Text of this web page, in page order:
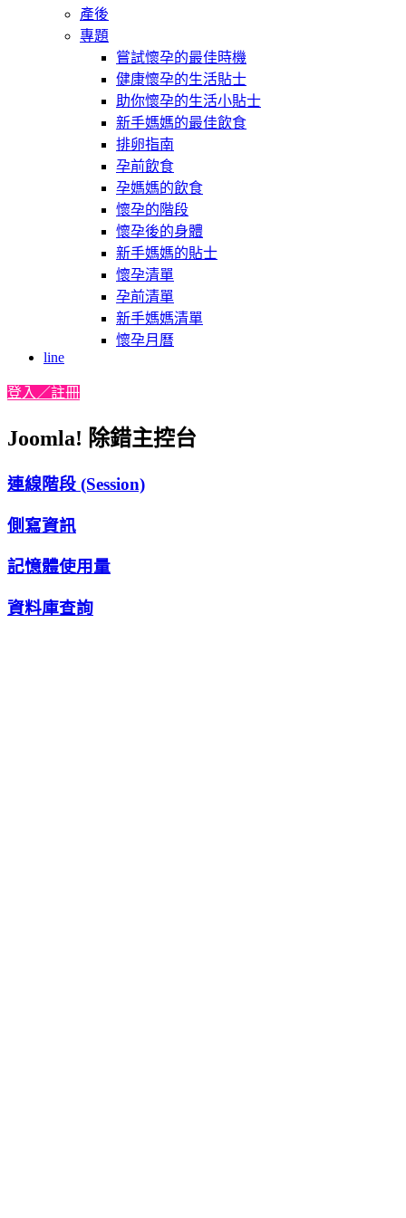
產後
專題
嘗試懷孕的最佳時機
健康懷孕的生活貼士
助你懷孕的生活小貼士
新手媽媽的最佳飲食
排卵指南
孕前飲食
孕媽媽的飲食
懷孕的階段
懷孕後的身體
新手媽媽的貼士
懷孕清單
孕前清單
新手媽媽清單
懷孕月曆
line
登入／註冊
Joomla! 除錯主控台
連線階段 (Session)
側寫資訊
記憶體使用量
資料庫查詢